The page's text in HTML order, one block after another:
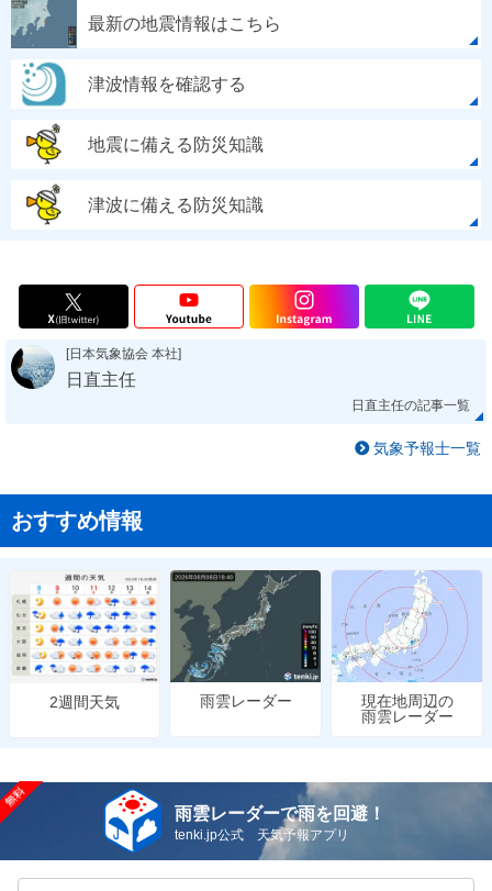
最新の地震情報はこちら
津波情報を確認する
地震に備える防災知識
津波に備える防災知識
[日本気象協会 本社]
日直主任
日直主任の記事一覧
気象予報士一覧
おすすめ情報
2週間天気 雨雲レーダー
現在地周辺の
雨雲レーダー
雨雲レーダーで雨を回避！
tenki.jp公式 天気予報アプリ